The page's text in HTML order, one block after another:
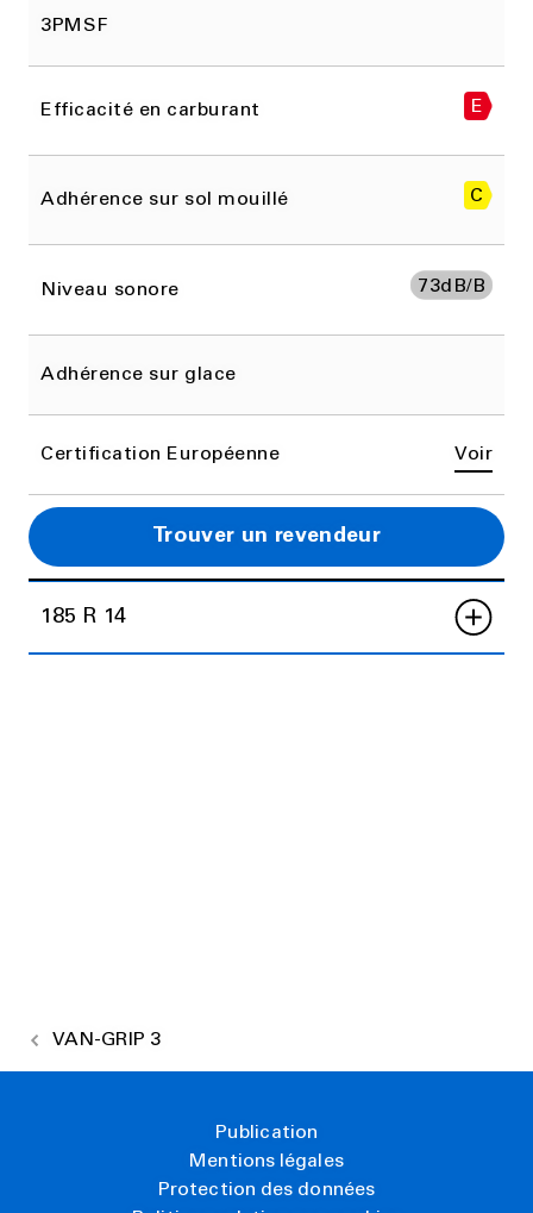
3PMSF
Efficacité en carburant E
Adhérence sur sol mouillé C
Niveau sonore 73dB/B
Adhérence sur glace
Certification Européenne Voir
Trouver un revendeur
185 R 14
VAN-GRIP 3
Publication
Mentions légales
Protection des données